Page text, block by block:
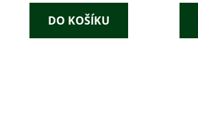
DO KOŠÍKU